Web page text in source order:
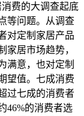
费的大调查起底
等问题。从调查
对定制家居产品
家居市场趋势，
满意，也对定制
望值。七成消费
过七成的消费者
46%的消费者选